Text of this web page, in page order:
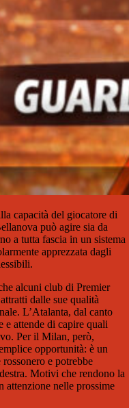
capacità del giocatore di
può agire sia da
a tutta fascia in un sistema
apprezzata dagli
alcuni club di Premier
dalle sue qualità
L’Atalanta, dal canto
e attende di capire quali
Per il Milan, però,
opportunità: è un
e potrebbe
Motivi che rendono la
attenzione nelle prossime